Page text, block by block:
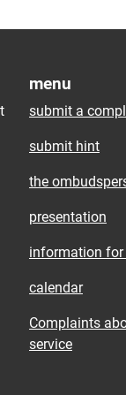
menu
submit a
submit hint
the
presentation
information
calendar
Complaints
service